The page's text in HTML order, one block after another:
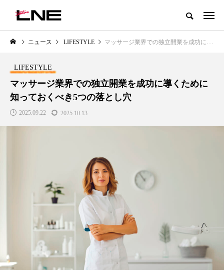
グローバルビューティ＆ヘルスケアビジネス誌
LIFESTYLE
SNSの「加工顔」と美容医療｜AI
がもたらす可能性とこれから
BUSINESS
GWI調査から読み解く2030年の
都市型スパ――身近なウェルネ
ニュース LIFESTYLE マッサージ業界での独立開業を成功に導くために知っておくべき5つの落とし穴
LIFESTYLE
マッサージ業界での独立開業を成功に導くために
知っておくべき5つの落とし穴
2025.09.22 2025.10.13